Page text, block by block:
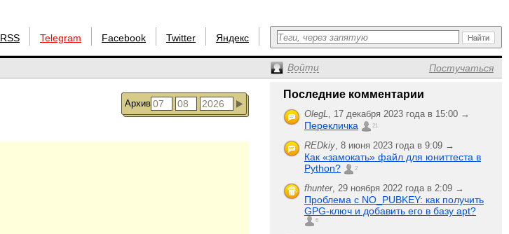
RSS Telegram Facebook Twitter Яндекс
Войти Постучаться
Архив
Последние комментарии
OlegL, 17 декабря 2023 года в 15:00 →
Перекличка 21
REDkiy, 8 июня 2023 года в 9:09 →
Как «замокать» файл для юниттеста в
Python?
2
fhunter, 29 ноября 2022 года в 2:09 →
Проблема с NO_PUBKEY: как получить
GPG-ключ и добавить его в базу apt?
6